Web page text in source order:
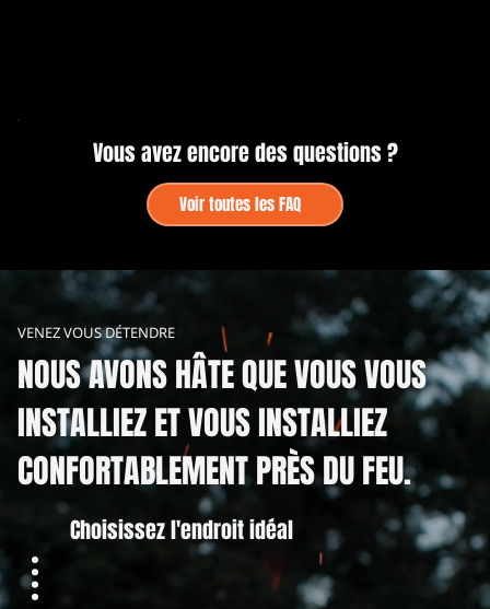
Vous avez encore des questions ?
Voir toutes les FAQ
VENEZ VOUS DÉTENDRE
NOUS AVONS HÂTE QUE VOUS VOUS
INSTALLIEZ ET VOUS INSTALLIEZ
CONFORTABLEMENT PRÈS DU FEU.
Choisissez l'endroit idéal